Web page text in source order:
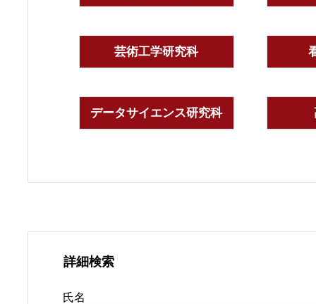
芸術工学研究科
データサイエンス研究科
詳細検索
氏名